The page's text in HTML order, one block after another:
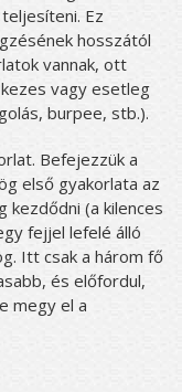
Ez
hosszától
vannak, ott
vagy esetleg
burpee, stb.).
Befejezzük a
első gyakorlata az
kezdődni (a kilences
fejjel lefelé álló
Itt csak a három fő
és előfordul,
megy el a